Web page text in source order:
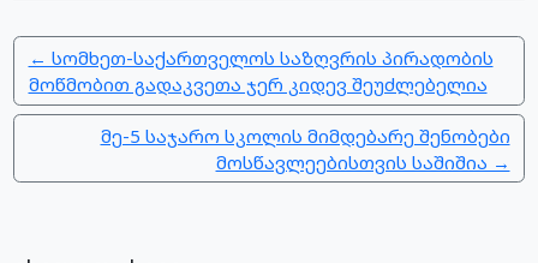
← სომხეთ-საქართველოს საზღვრის პირადობის
მოწმობით გადაკვეთა ჯერ კიდევ შეუძლებელია
მე-5 საჯარო სკოლის მიმდებარე შენობები
მოსწავლეებისთვის საშიშია →